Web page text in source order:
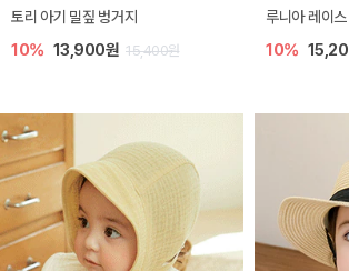
토리 아기 밀짚 벙거지
10% 13,900원 15,400원
루니아 레이
10%